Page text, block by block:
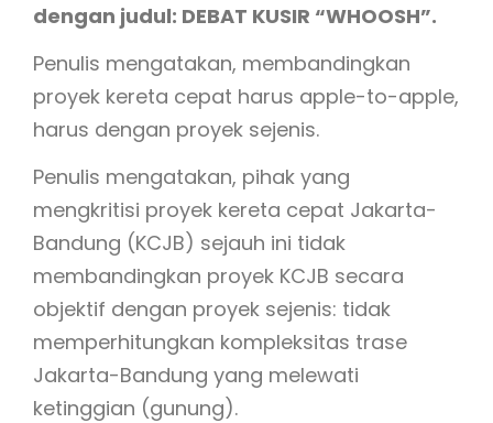
dengan judul: DEBAT KUSIR “WHOOSH”.
Penulis mengatakan, membandingkan
proyek kereta cepat harus apple-to-apple,
harus dengan proyek sejenis.
Penulis mengatakan, pihak yang
mengkritisi proyek kereta cepat Jakarta-
Bandung (KCJB) sejauh ini tidak
membandingkan proyek KCJB secara
objektif dengan proyek sejenis: tidak
memperhitungkan kompleksitas trase
Jakarta-Bandung yang melewati
ketinggian (gunung).